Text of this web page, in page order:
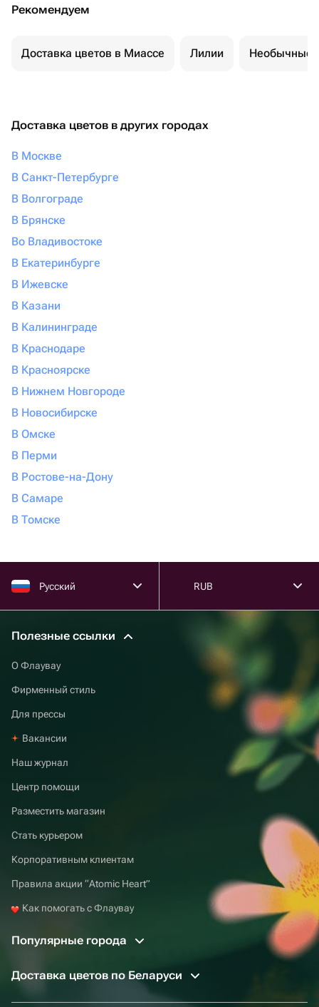
Рекомендуем
Доставка цветов в Миассе Лилии Необычные
Доставка цветов в других городах
В Москве
В Санкт-Петербурге
В Волгограде
В Брянске
Во Владивостоке
В Екатеринбурге
В Ижевске
В Казани
В Калининграде
В Краснодаре
В Красноярске
В Нижнем Новгороде
В Новосибирске
В Омске
В Перми
В Ростове-на-Дону
В Самаре
В Томске
Русский RUB
Полезные ссылки
О Флаувау
Фирменный стиль
Для прессы
Вакансии
Наш журнал
Центр помощи
Разместить магазин
Стать курьером
Корпоративным клиентам
Правила акции “Atomic Heart”
Как помогать с Флаувау
Популярные города
Доставка цветов по Беларуси